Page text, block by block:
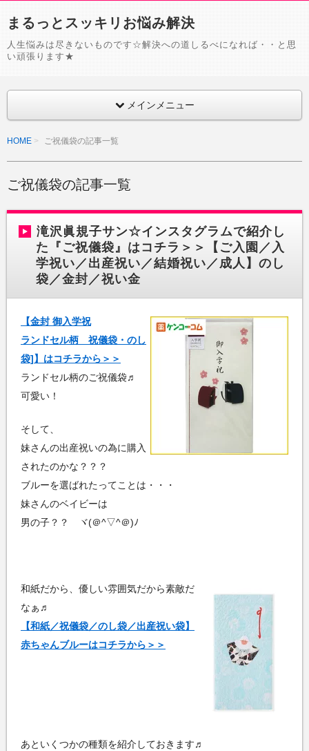
まるっとスッキリお悩み解決
人生悩みは尽きないものです☆解決への道しるべになれば・・と思
い頑張ります★
メインメニュー
HOME ご祝儀袋の記事一覧
ご祝儀袋の記事一覧
滝沢眞規子サン☆インスタグラムで紹介し
た『ご祝儀袋』はコチラ＞＞【ご入園／入
学祝い／出産祝い／結婚祝い／成人】のし
袋／金封／祝い金
【金封 御入学祝
ランドセル柄 祝儀袋・のし
袋]】はコチラから＞＞
ランドセル柄のご祝儀袋♬
可愛い！
そして、
妹さんの出産祝いの為に購入
されたのかな？？？
ブルーを選ばれたってことは・・・
妹さんのベイビーは
男の子？？ ヾ(＠^▽^＠)ﾉ
和紙だから、優しい雰囲気だから素敵だ
なぁ♬
【和紙／祝儀袋／のし袋／出産祝い袋】
赤ちゃんブルーはコチラから＞＞
あといくつかの種類を紹介しておきます♬